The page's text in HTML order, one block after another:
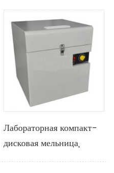
материалов
Лабораторная компакт-
дисковая мельница,
подходящая для образцов